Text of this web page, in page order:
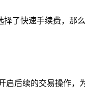
了快速手续费，那
启后续的交易操作，